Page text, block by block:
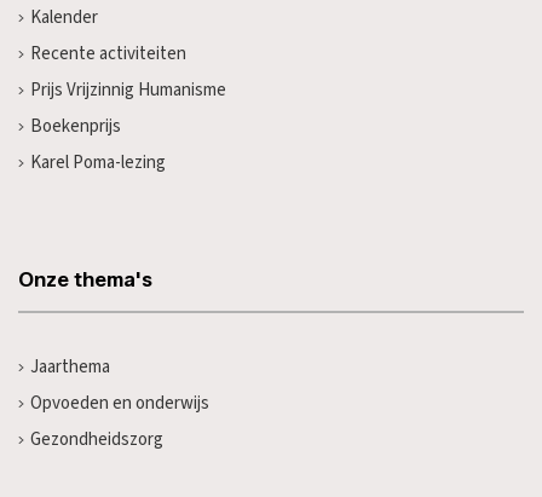
Kalender
Recente activiteiten
Prijs Vrijzinnig Humanisme
Boekenprijs
Karel Poma-lezing
Onze thema's
Jaarthema
Opvoeden en onderwijs
Gezondheidszorg